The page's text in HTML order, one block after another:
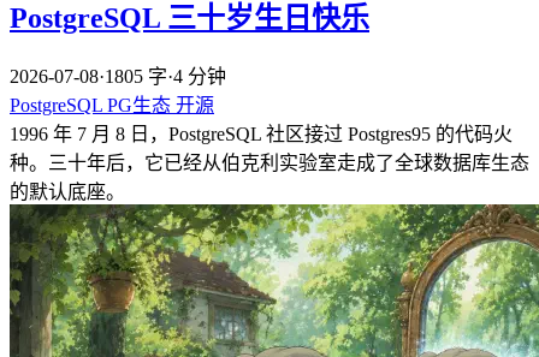
PostgreSQL 三十岁生日快乐
2026-07-08·1805 字·4 分钟
PostgreSQL PG生态 开源
1996 年 7 月 8 日，PostgreSQL 社区接过 Postgres95 的代码火
种。三十年后，它已经从伯克利实验室走成了全球数据库生态
的默认底座。